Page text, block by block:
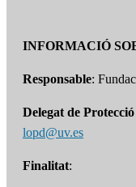
INFORMACIÓ
Responsable:
Delegat de
lopd@uv.es
Finalitat: